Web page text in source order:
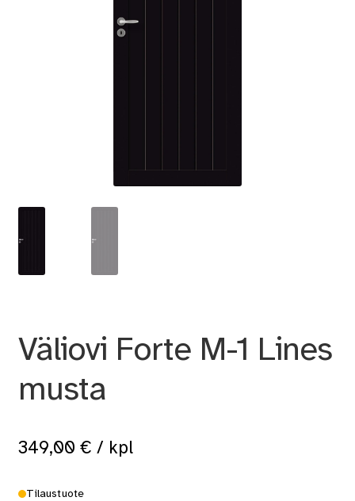
Väliovi Forte M-1 Lines
musta
349,00 € / kpl
Tilaustuote